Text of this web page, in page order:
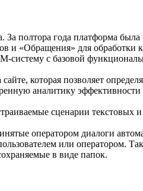
полтора года платформа была
и «Обращения» для обработки
систему с базовой
которая позволяет
аналитику
сценарии текстовых
оператором диалоги
или оператором.
в виде папок.